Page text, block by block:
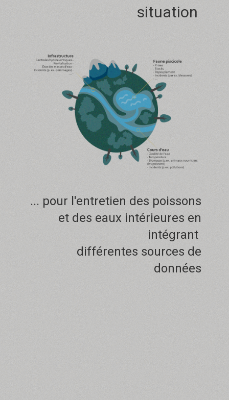
situation
... pour l'entretien des poissons
et des eaux intérieures en
intégrant
différentes sources de
données